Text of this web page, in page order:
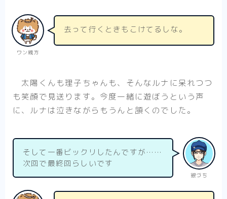
ワン親方
去って行くときもこけてるしな。
太陽くんも理子ちゃんも、そんなルナに呆れつつ
も笑顔で見送ります。今度一緒に遊ぼうという声
に、ルナは泣きながらもうんと頷くのでした。
銀づち
そして一番ビックリしたんですが……
次回で最終回らしいです